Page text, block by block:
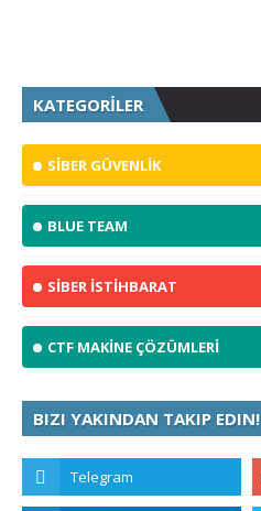
KATEGORİLER
SİBER GÜVENLİK
BLUE TEAM
SİBER İSTİHBARAT
CTF MAKİNE ÇÖZÜMLERİ
BIZI YAKINDAN TAKIP EDIN!